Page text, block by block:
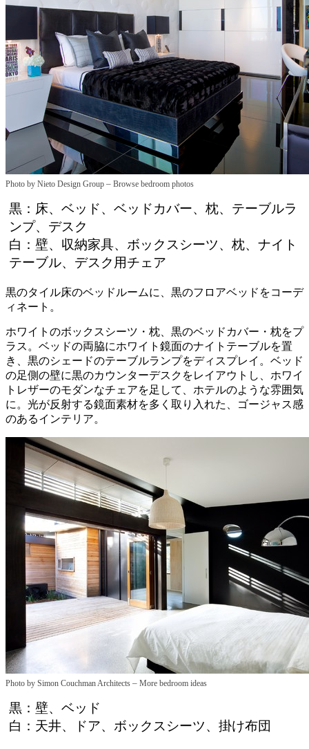
Photo by Nieto Design Group – Browse bedroom photos
黒：床、ベッド、ベッドカバー、枕、テーブルラ
ンプ、デスク
白：壁、収納家具、ボックスシーツ、枕、ナイト
テーブル、デスク用チェア
黒のタイル床のベッドルームに、黒のフロアベッドをコーデ
ィネート。
ホワイトのボックスシーツ・枕、黒のベッドカバー・枕をプ
ラス。ベッドの両脇にホワイト鏡面のナイトテーブルを置
き、黒のシェードのテーブルランプをディスプレイ。ベッド
の足側の壁に黒のカウンターデスクをレイアウトし、ホワイ
トレザーのモダンなチェアを足して、ホテルのような雰囲気
に。光が反射する鏡面素材を多く取り入れた、ゴージャス感
のあるインテリア。
Photo by Simon Couchman Architects – More bedroom ideas
黒：壁、ベッド
白：天井、ドア、ボックスシーツ、掛け布団